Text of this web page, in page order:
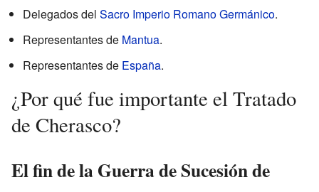
Delegados del Sacro Imperio Romano Germánico.
Representantes de Mantua.
Representantes de España.
¿Por qué fue importante el Tratado
de Cherasco?
El fin de la Guerra de Sucesión de